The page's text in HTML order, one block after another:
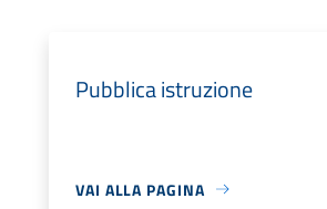
Pubblica istruzione
VAI ALLA PAGINA